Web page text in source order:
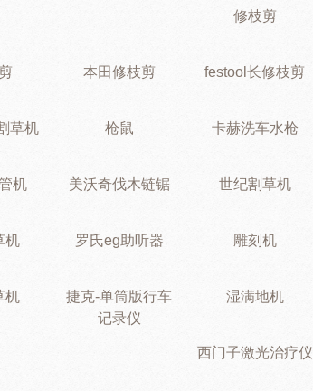
修枝剪
本田修枝剪 festool长修枝剪
草机 枪鼠 卡赫洗车水枪
机 美沃奇伐木链锯 世纪割草机
机 罗氏eg助听器 雕刻机
机
捷克-单筒版行车
记录仪
湿满地机
西门子激光治疗仪